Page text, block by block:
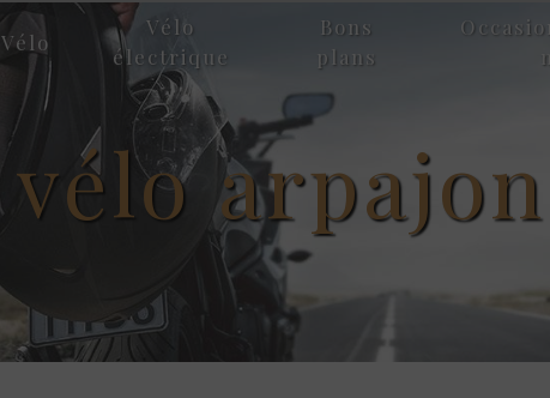
Vélo
Vélo
électrique
Bons
plans
vélo arpajon